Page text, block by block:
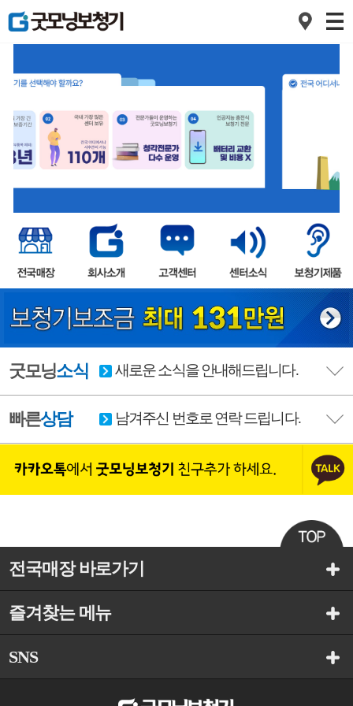
2
3
굿모닝소식 새로운 소식을 안내해드립니다.
빠른상담 남겨주신 번호로 연락 드립니다.
전국매장 바로가기
즐겨찾는 메뉴
SNS